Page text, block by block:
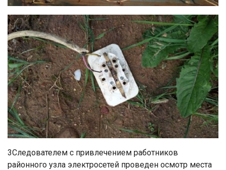
3Следователем с привлечением работников
районного узла электросетей проведен осмотр места